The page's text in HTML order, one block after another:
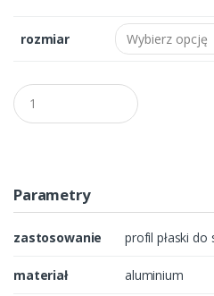
rozmiar
Q
u
a
t
yParametry
zastosowanie profil płaski do
materiał aluminium